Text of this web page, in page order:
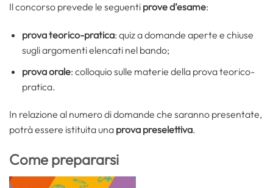
Il concorso prevede le seguenti prove d’esame:
prova teorico-pratica: quiz a domande aperte e chiuse
sugli argomenti elencati nel bando;
prova orale: colloquio sulle materie della prova teorico-
pratica.
In relazione al numero di domande che saranno presentate,
potrà essere istituita una prova preselettiva.
Come prepararsi